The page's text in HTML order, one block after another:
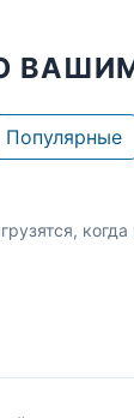
Популярные